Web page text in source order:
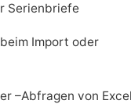
Serienbriefe
Import oder
–Abfragen von